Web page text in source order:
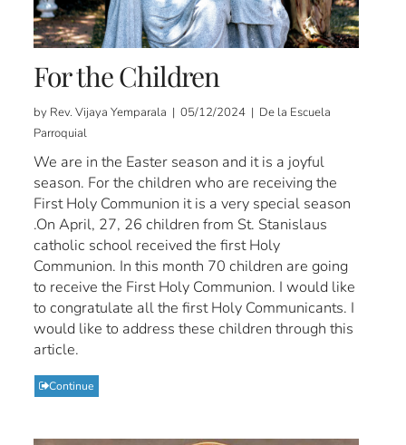
For the Children
by Rev. Vijaya Yemparala | 05/12/2024 | De la Escuela
Parroquial
We are in the Easter season and it is a joyful
season. For the children who are receiving the
First Holy Communion it is a very special season
.On April, 27, 26 children from St. Stanislaus
catholic school received the first Holy
Communion. In this month 70 children are going
to receive the First Holy Communion. I would like
to congratulate all the first Holy Communicants. I
would like to address these children through this
article.
Continue